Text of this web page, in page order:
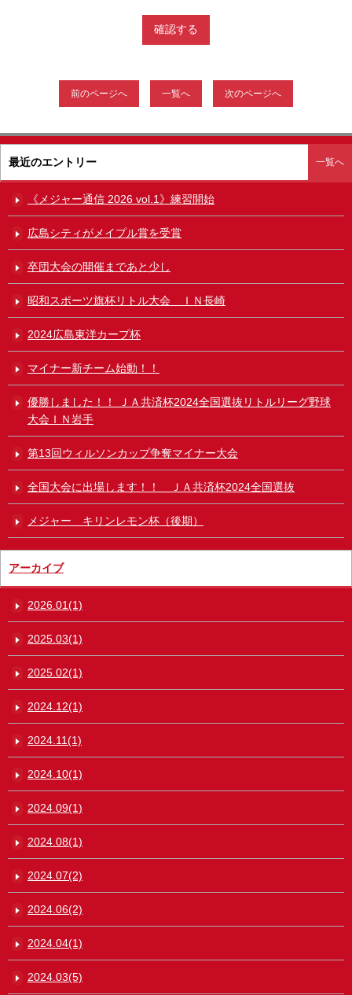
前のページへ 一覧へ 次のページへ
最近のエントリー 一覧へ
《メジャー通信 2026 vol.1》練習開始
広島シティがメイプル賞を受賞
卒団大会の開催まであと少し
昭和スポーツ旗杯リトル大会 ＩＮ長崎
2024広島東洋カープ杯
マイナー新チーム始動！！
優勝しました！！ ＪＡ共済杯2024全国選抜リトルリーグ野球
大会ＩＮ岩手
第13回ウィルソンカップ争奪マイナー大会
全国大会に出場します！！ ＪＡ共済杯2024全国選抜
メジャー キリンレモン杯（後期）
アーカイブ
2026.01(1)
2025.03(1)
2025.02(1)
2024.12(1)
2024.11(1)
2024.10(1)
2024.09(1)
2024.08(1)
2024.07(2)
2024.06(2)
2024.04(1)
2024.03(5)